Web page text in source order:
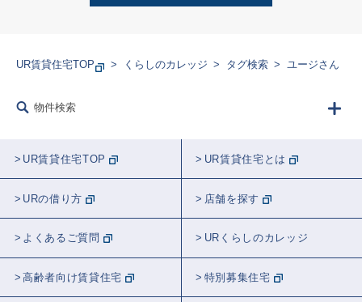
コーディネート
UR賃貸住宅TOP くらしのカレッジ タグ検索 ユージさん
物件検索
UR賃貸住宅TOP UR賃貸住宅とは
URの借り方 店舗を探す
よくあるご質問 URくらしのカレッジ
高齢者向け賃貸住宅 特別募集住宅